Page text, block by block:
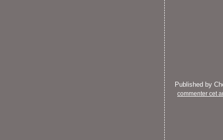
Published by
commenter cet